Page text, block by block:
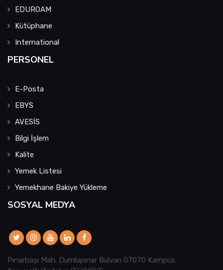
EDUROAM
Kütüphane
International
PERSONEL
E-Posta
EBYS
AVESİS
Bilgi İşlem
Kalite
Yemek Listesi
Yemekhane Bakiye Yükleme
SOSYAL MEDYA
Pınarbaşı Mah. Dumlupınar Bulvarı 07070 Kampüs